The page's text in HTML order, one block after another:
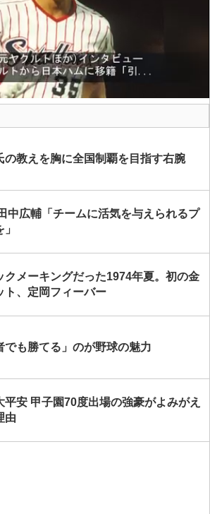
の教えを胸に全国制覇を目指す右腕
中広輔「チームに活気を与えられるプ
クメーキングだった1974年夏。初の金
ト、定岡フィーバー
でも勝てる」のが野球の魅力
平安 甲子園70度出場の強豪がよみがえ
由